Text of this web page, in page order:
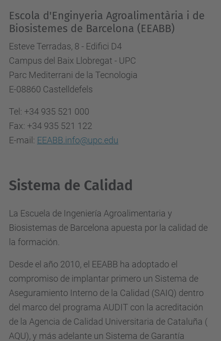
Escola d'Enginyeria Agroalimentària i de
Biosistemes de Barcelona (EEABB)
Esteve Terradas, 8 - Edifici D4
Campus del Baix Llobregat - UPC
Parc Mediterrani de la Tecnologia
E-08860 Castelldefels
Tel: +34 935 521 000
Fax: +34 935 521 122
E-mail: EEABB.info@upc.edu
Sistema de Calidad
La Escuela de Ingeniería Agroalimentaria y
Biosistemas de Barcelona apuesta por la calidad de
la formación.
Desde el año 2010, el EEABB ha adoptado el
compromiso de implantar primero un Sistema de
Aseguramiento Interno de la Calidad (SAIQ) dentro
del marco del programa AUDIT con la acreditación
de la Agencia de Calidad Universitaria de Cataluña (
AQU), y más adelante un Sistema de Garantía